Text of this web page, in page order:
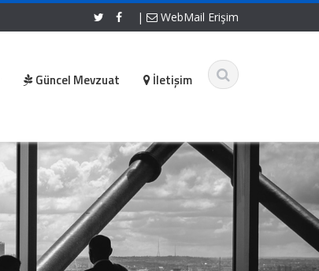
| WebMail Erişim
Güncel Mevzuat İletişim